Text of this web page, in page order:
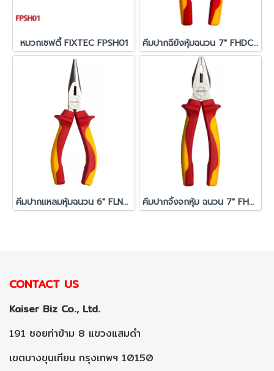
หมวกเซฟตี้ FIXTEC FPSH01 คีมปากฉียังหุ้มฉนวน 7" FHDCP207
คีมปากแหลมหุ้มฉนวน 6" FLNP206 คีมปากจิ้งจกหุ้ม ฉนวน 7" FHCP207
CONTACT US
Kaiser Biz Co., Ltd.
191 ซอยท่าข้าม 8 แขวงแสมดำ
เขตบางขุนเทียน กรุงเทพฯ 10150